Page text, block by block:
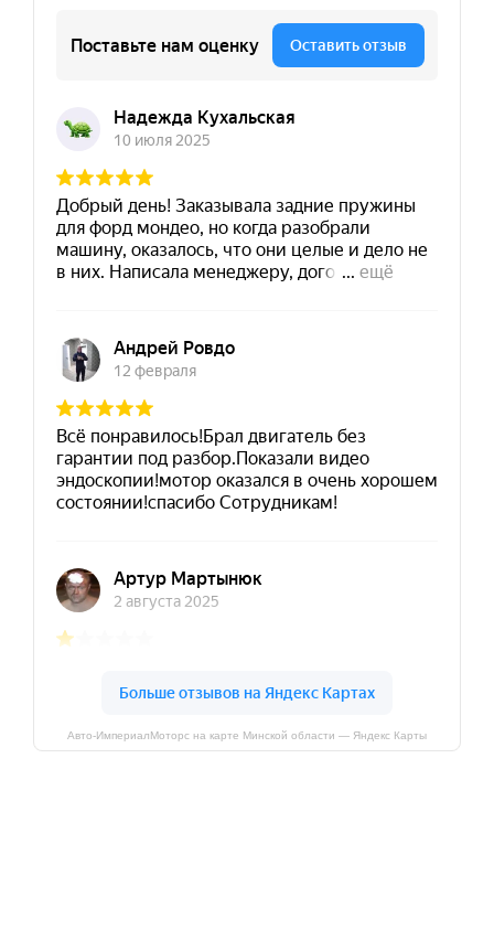
Авто-ИмпериалМоторс на карте Минской области — Яндекс Карты